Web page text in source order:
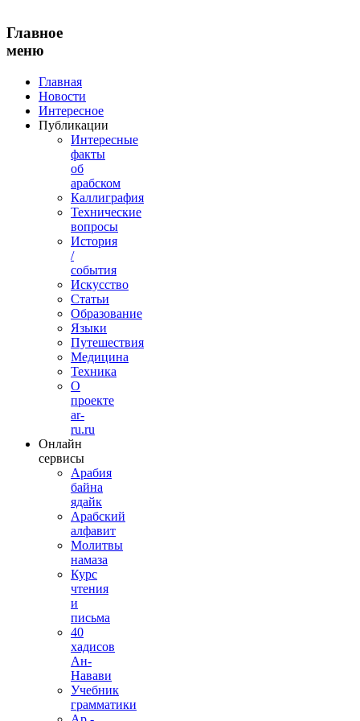
Главное
меню
Главная
Новости
Интересное
Публикации
Интересные
факты
об
арабском
Каллиграфия
Технические
вопросы
История
/
события
Искусство
Статьи
Образование
Языки
Путешествия
Медицина
Техника
О
проекте
ar-
ru.ru
Онлайн
сервисы
Арабия
байна
ядайк
Арабский
алфавит
Молитвы
намаза
Курс
чтения
и
письма
40
хадисов
Ан-
Навави
Учебник
грамматики